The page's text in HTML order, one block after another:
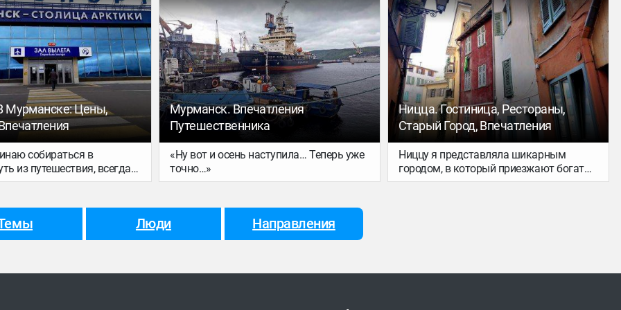
расскажу:)
Я летела прямым рейсом,
возможность
с местным аэропортом.
и уютный. Там все
немного. И самолетов
тоже мало.
рестораны порадовали меня очень-
очень. Цены, порции, качество блюд,
винная карта — все просто
великолепно.
в маске, уборка – по вызову, на завтрак
– в масках и тд. Бросили чемоданы. И
пошли знакомиться.
Мурманске: Цены,
собираться в
из путешествия, всегда
об аэропорте.
купить что-то из местных
по каким ценам, что с
и так далее. На всякий
Мурманск. Впечатления
Путешественника
«Ну вот и осень наступила… Теперь уже
точно…»
Ницца. Гостиница, Рестораны,
Старый Город, Впечатления
Ниццу я представляла шикарным
городом, в который приезжают богатые
люди. В чем-то она, возможно, такая. Я
Люди Направления